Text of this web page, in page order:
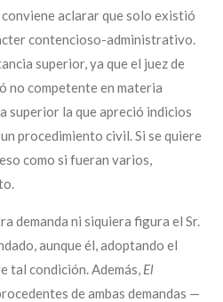
conviene aclarar que solo existió
contencioso-administrativo.
superior, ya que el juez de
no competente en materia
superior la que apreció indicios
procedimiento civil. Si se quiere
como si fueran varios,
demanda ni siquiera figura el Sr.
aunque él, adoptando el
tal condición. Además, El
de ambas demandas —